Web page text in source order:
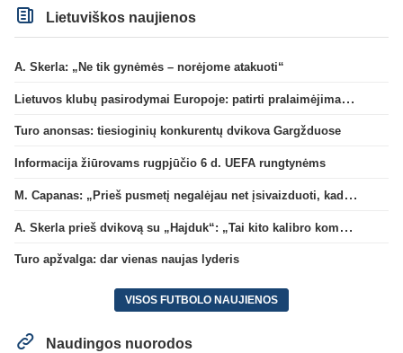
Lietuviškos naujienos
A. Skerla: „Ne tik gynėmės – norėjome atakuoti“
Lietuvos klubų pasirodymai Europoje: patirti pralaimėjimai Kroatijos atstovams
Turo anonsas: tiesioginių konkurentų dvikova Gargžduose
Informacija žiūrovams rugpjūčio 6 d. UEFA rungtynėms
M. Capanas: „Prieš pusmetį negalėjau net įsivaizduoti, kad žaisime prieš „Hajduk“
A. Skerla prieš dvikovą su „Hajduk“: „Tai kito kalibro komanda“
Turo apžvalga: dar vienas naujas lyderis
VISOS FUTBOLO NAUJIENOS
Naudingos nuorodos